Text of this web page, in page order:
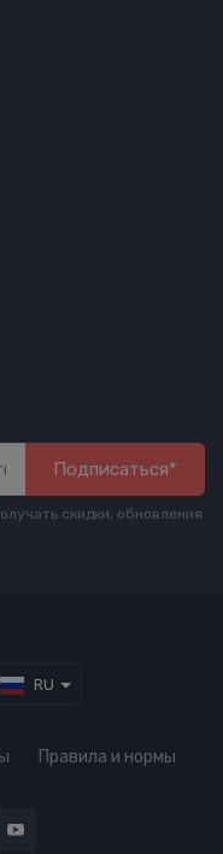
Подписаться*
скидки, обновления
RU
Правила и нормы